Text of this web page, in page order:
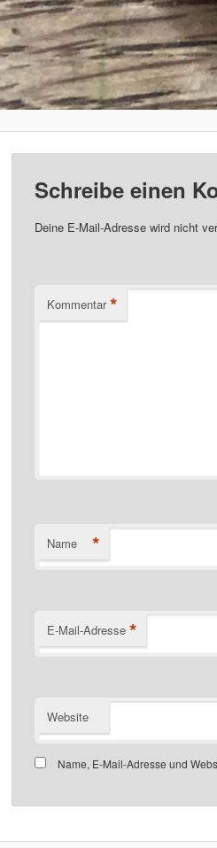
Schreibe einen
Deine E-Mail-Adresse wird nicht
Kommentar *
Name *
E-Mail-Adresse *
Website
Name, E-Mail-Adresse und